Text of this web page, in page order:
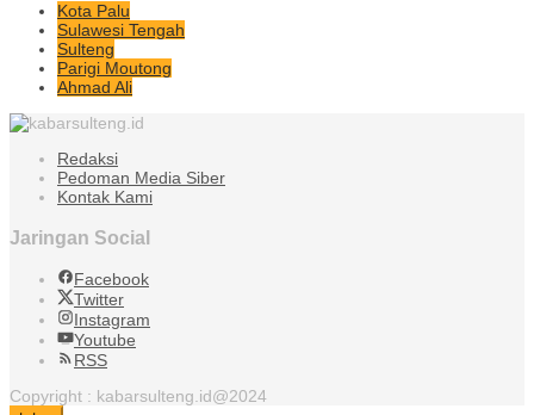
Kota Palu
Sulawesi Tengah
Sulteng
Parigi Moutong
Ahmad Ali
Redaksi
Pedoman Media Siber
Kontak Kami
Jaringan Social
Facebook
Twitter
Instagram
Youtube
RSS
Copyright : kabarsulteng.id@2024